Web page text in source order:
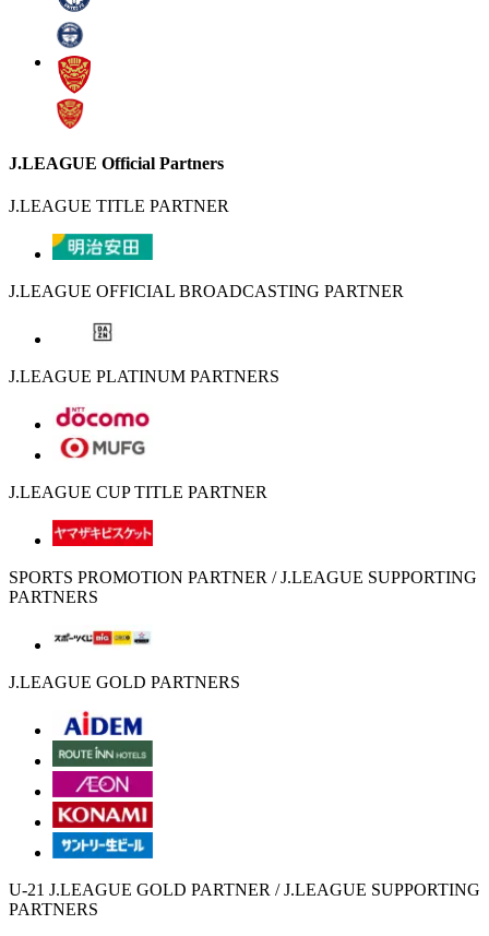
J.LEAGUE Official Partners
J.LEAGUE TITLE PARTNER
J.LEAGUE OFFICIAL BROADCASTING PARTNER
J.LEAGUE PLATINUM PARTNERS
J.LEAGUE CUP TITLE PARTNER
SPORTS PROMOTION PARTNER / J.LEAGUE SUPPORTING
PARTNERS
J.LEAGUE GOLD PARTNERS
U-21 J.LEAGUE GOLD PARTNER / J.LEAGUE SUPPORTING
PARTNERS